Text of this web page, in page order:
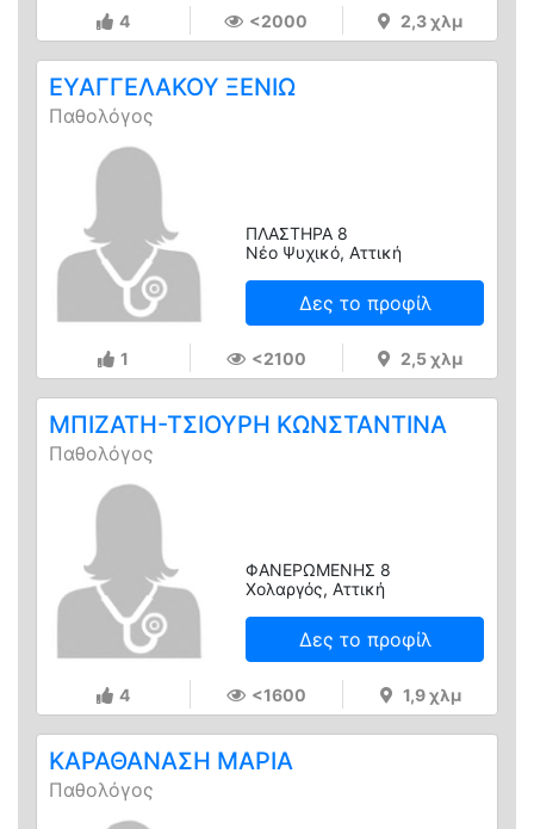
4 <2000 2,3 χλμ
ΕΥΑΓΓΕΛΑΚΟΥ ΞΕΝΙΩ
Παθολόγος
ΠΛΑΣΤΗΡΑ 8
Νέο Ψυχικό, Αττική
Δες το προφίλ
1 <2100 2,5 χλμ
ΜΠΙΖΑΤΗ-ΤΣΙΟΥΡΗ ΚΩΝΣΤΑΝΤΙΝΑ
Παθολόγος
ΦΑΝΕΡΩΜΕΝΗΣ 8
Χολαργός, Αττική
Δες το προφίλ
4 <1600 1,9 χλμ
ΚΑΡΑΘΑΝΑΣΗ ΜΑΡΙΑ
Παθολόγος